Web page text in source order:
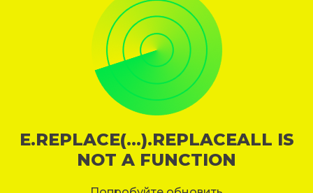
E.REPLACE(...).REPLACEALL IS
NOT A FUNCTION